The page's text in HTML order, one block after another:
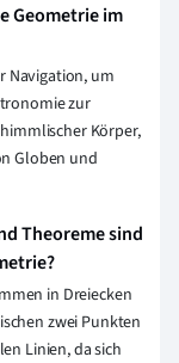
Geometrie im
Navigation, um
zur
Körper,
Globen und
Theoreme sind
in Dreiecken
zwei Punkten
Linien, da sich